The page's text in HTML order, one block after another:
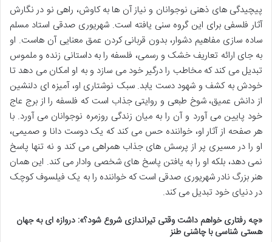
پیچیدگی های ذهنی نوجوانان و نیاز آن ها به کاوش، راهی نو در نگارش
آثار فلسفی برای این گروه سنی یافته است. شهریوری صدقی استاد مسلم
ساده سازی مفاهیم دشوار، بدون قربانی کردن عمق معنایی آن هاست. او
به جای ارائه تعاریف خشک و رسمی، فلسفه را به داستانی زنده و ملموس
تبدیل می کند که مخاطب را درگیر خود می سازد و به او امکان می دهد تا
خودش به کشف و شهود دست یابد. سبک نوشتاری او، آمیزه ای دلنشین
از دانش عمیق، شوخ طبعی و روایتی جذاب است که فلسفه را از برج عاج
خود پایین می آورد و آن را به میان زندگی روزمره نوجوانان می آورد. با
هر صفحه از آثار او، خواننده حس می کند که یک دوست دانا و صمیمی،
او را در مسیری پر از پرسش های جذاب همراهی می کند و نه تنها پاسخ
نمی دهد، بلکه او را به یافتن پاسخ های شخصی وادار می کند. این همان
هنر بزرگ نادر شهریوری صدقی است که خواننده را به یک فیلسوف کوچک
در دنیای خود تبدیل می کند.
«چه رفتاری خواهم داشت وقتی تیراندازی شروع شود؟»: دروازه ای به جهان
هستی شناسی با چاشنی طنز